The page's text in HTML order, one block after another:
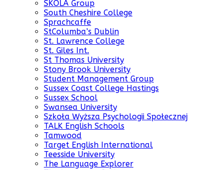
SKOLA Group
South Cheshire College
Sprachcaffe
StColumba’s Dublin
St. Lawrence College
St. Giles Int.
St Thomas University
Stony Brook University
Student Management Group
Sussex Coast College Hastings
Sussex School
Swansea University
Szkoła Wyższa Psychologii Społecznej
TALK English Schools
Tamwood
Target English International
Teesside University
The Language Explorer